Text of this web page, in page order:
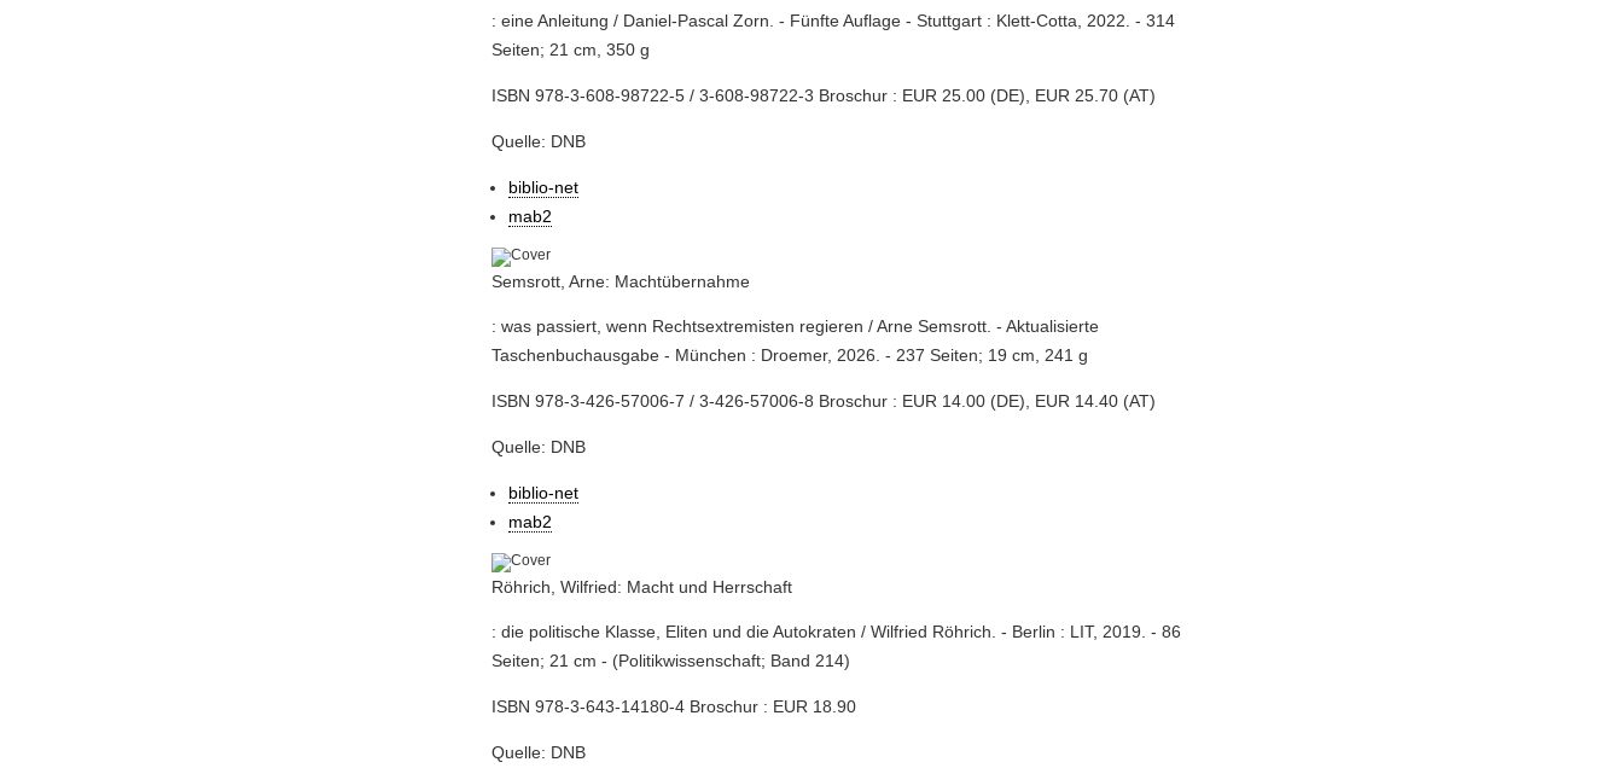
: eine Anleitung / Daniel-Pascal Zorn. - Fünfte Auflage - Stuttgart : Klett-Cotta, 2022. - 314
Seiten; 21 cm, 350 g
ISBN 978-3-608-98722-5 / 3-608-98722-3 Broschur : EUR 25.00 (DE), EUR 25.70 (AT)
Quelle: DNB
biblio-net
mab2
Semsrott, Arne: Machtübernahme
: was passiert, wenn Rechtsextremisten regieren / Arne Semsrott. - Aktualisierte
Taschenbuchausgabe - München : Droemer, 2026. - 237 Seiten; 19 cm, 241 g
ISBN 978-3-426-57006-7 / 3-426-57006-8 Broschur : EUR 14.00 (DE), EUR 14.40 (AT)
Quelle: DNB
biblio-net
mab2
Röhrich, Wilfried: Macht und Herrschaft
: die politische Klasse, Eliten und die Autokraten / Wilfried Röhrich. - Berlin : LIT, 2019. - 86
Seiten; 21 cm - (Politikwissenschaft; Band 214)
ISBN 978-3-643-14180-4 Broschur : EUR 18.90
Quelle: DNB